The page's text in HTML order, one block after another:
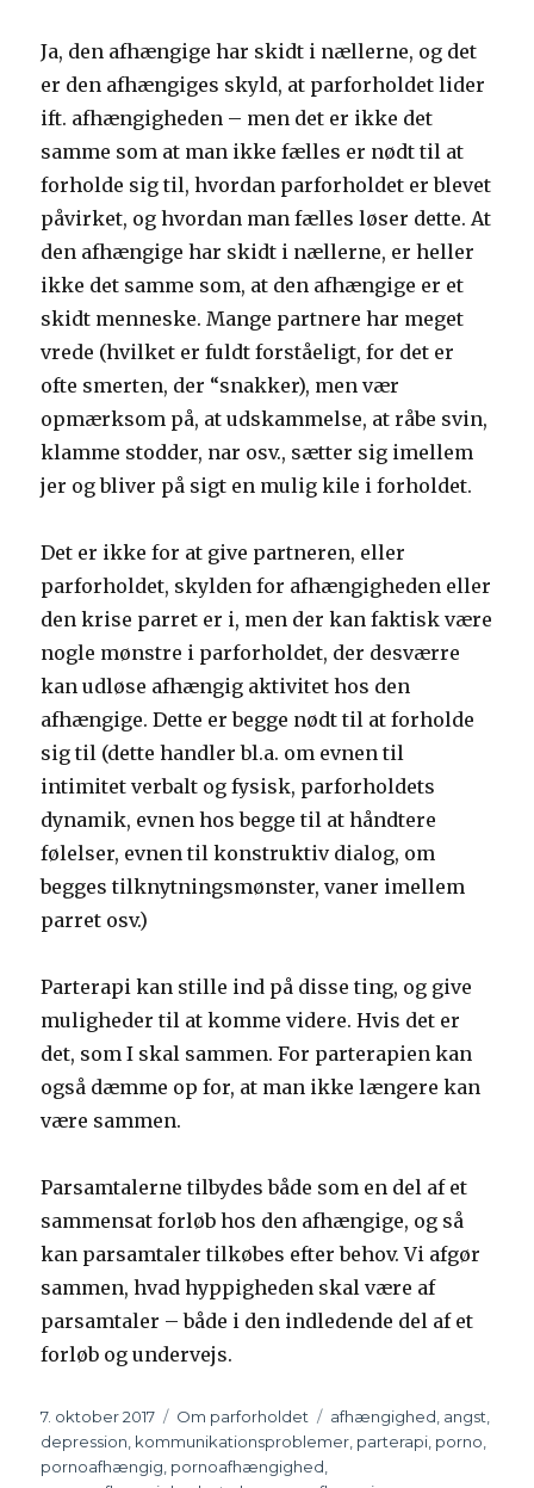
Ja, den afhængige har skidt i nællerne, og det
er den afhængiges skyld, at parforholdet lider
ift. afhængigheden – men det er ikke det
samme som at man ikke fælles er nødt til at
forholde sig til, hvordan parforholdet er blevet
påvirket, og hvordan man fælles løser dette. At
den afhængige har skidt i nællerne, er heller
ikke det samme som, at den afhængige er et
skidt menneske. Mange partnere har meget
vrede (hvilket er fuldt forståeligt, for det er
ofte smerten, der “snakker), men vær
opmærksom på, at udskammelse, at råbe svin,
klamme stodder, nar osv., sætter sig imellem
jer og bliver på sigt en mulig kile i forholdet.
Det er ikke for at give partneren, eller
parforholdet, skylden for afhængigheden eller
den krise parret er i, men der kan faktisk være
nogle mønstre i parforholdet, der desværre
kan udløse afhængig aktivitet hos den
afhængige. Dette er begge nødt til at forholde
sig til (dette handler bl.a. om evnen til
intimitet verbalt og fysisk, parforholdets
dynamik, evnen hos begge til at håndtere
følelser, evnen til konstruktiv dialog, om
begges tilknytningsmønster, vaner imellem
parret osv.)
Parterapi kan stille ind på disse ting, og give
muligheder til at komme videre. Hvis det er
det, som I skal sammen. For parterapien kan
også dæmme op for, at man ikke længere kan
være sammen.
Parsamtalerne tilbydes både som en del af et
sammensat forløb hos den afhængige, og så
kan parsamtaler tilkøbes efter behov. Vi afgør
sammen, hvad hyppigheden skal være af
parsamtaler – både i den indledende del af et
forløb og undervejs.
Udgivet
7. oktober 2017 Kategorier
Om parforholdet Tags
afhængighed angst
depression kommunikationsproblemer parterapi porno
pornoafhængig pornoafhængighed